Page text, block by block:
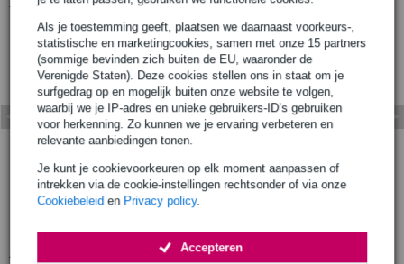
Als je toestemming geeft, plaatsen we daarnaast voorkeurs-,
statistische en marketingcookies, samen met onze 15 partners
(sommige bevinden zich buiten de EU, waaronder de
Verenigde Staten). Deze cookies stellen ons in staat om je
surfgedrag op en mogelijk buiten onze website te volgen,
waarbij we je IP-adres en unieke gebruikers-ID’s gebruiken
voor herkenning. Zo kunnen we je ervaring verbeteren en
relevante aanbiedingen tonen.
Je kunt je cookievoorkeuren op elk moment aanpassen of
intrekken via de cookie-instellingen rechtsonder of via onze
Cookiebeleid en Privacy policy.
Accepteren